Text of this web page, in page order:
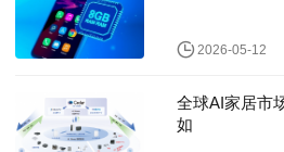
2026-05-12
全球AI家居市
如